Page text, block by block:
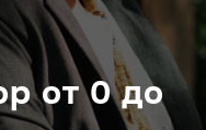
от 0 до